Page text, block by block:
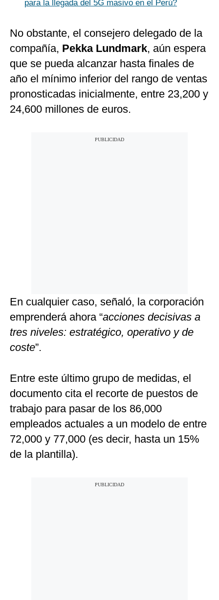
para la llegada del 5G masivo en el Perú?
No obstante, el consejero delegado de la
compañía, Pekka Lundmark, aún espera
que se pueda alcanzar hasta finales de
año el mínimo inferior del rango de ventas
pronosticadas inicialmente, entre 23,200 y
24,600 millones de euros.
En cualquier caso, señaló, la corporación
emprenderá ahora “acciones decisivas a
tres niveles: estratégico, operativo y de
coste”.
Entre este último grupo de medidas, el
documento cita el recorte de puestos de
trabajo para pasar de los 86,000
empleados actuales a un modelo de entre
72,000 y 77,000 (es decir, hasta un 15%
de la plantilla).